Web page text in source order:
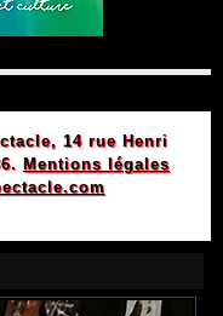
14 rue Henri
Mentions légales